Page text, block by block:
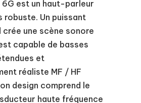
6G est un haut-parleur
robuste. Un puissant
une scène sonore
capable de basses
et
réaliste MF / HF
design comprend le
haute fréquence